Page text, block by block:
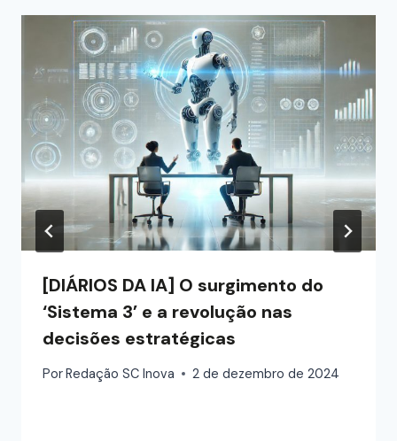
[DIÁRIOS DA IA] O surgimento do
‘Sistema 3’ e a revolução nas
decisões estratégicas
PorRedação SC Inova 2 de dezembro de 2024